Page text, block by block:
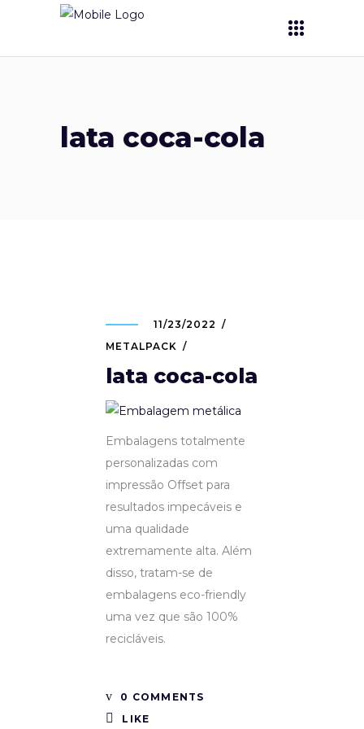
lata coca-cola
11/23/2022
METALPACK
lata coca-cola
Embalagens totalmente
personalizadas com
impressão Offset para
resultados impecáveis e
uma qualidade
extremamente alta. Além
disso, tratam-se de
embalagens eco-friendly
uma vez que são 100%
recicláveis.
0 COMMENTS
LIKE